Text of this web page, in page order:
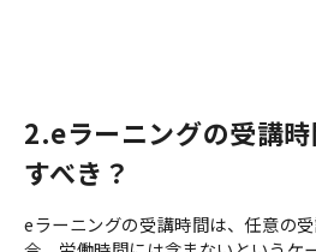
2.eラーニングの受講
すべき？
eラーニングの受講時間は、任意の